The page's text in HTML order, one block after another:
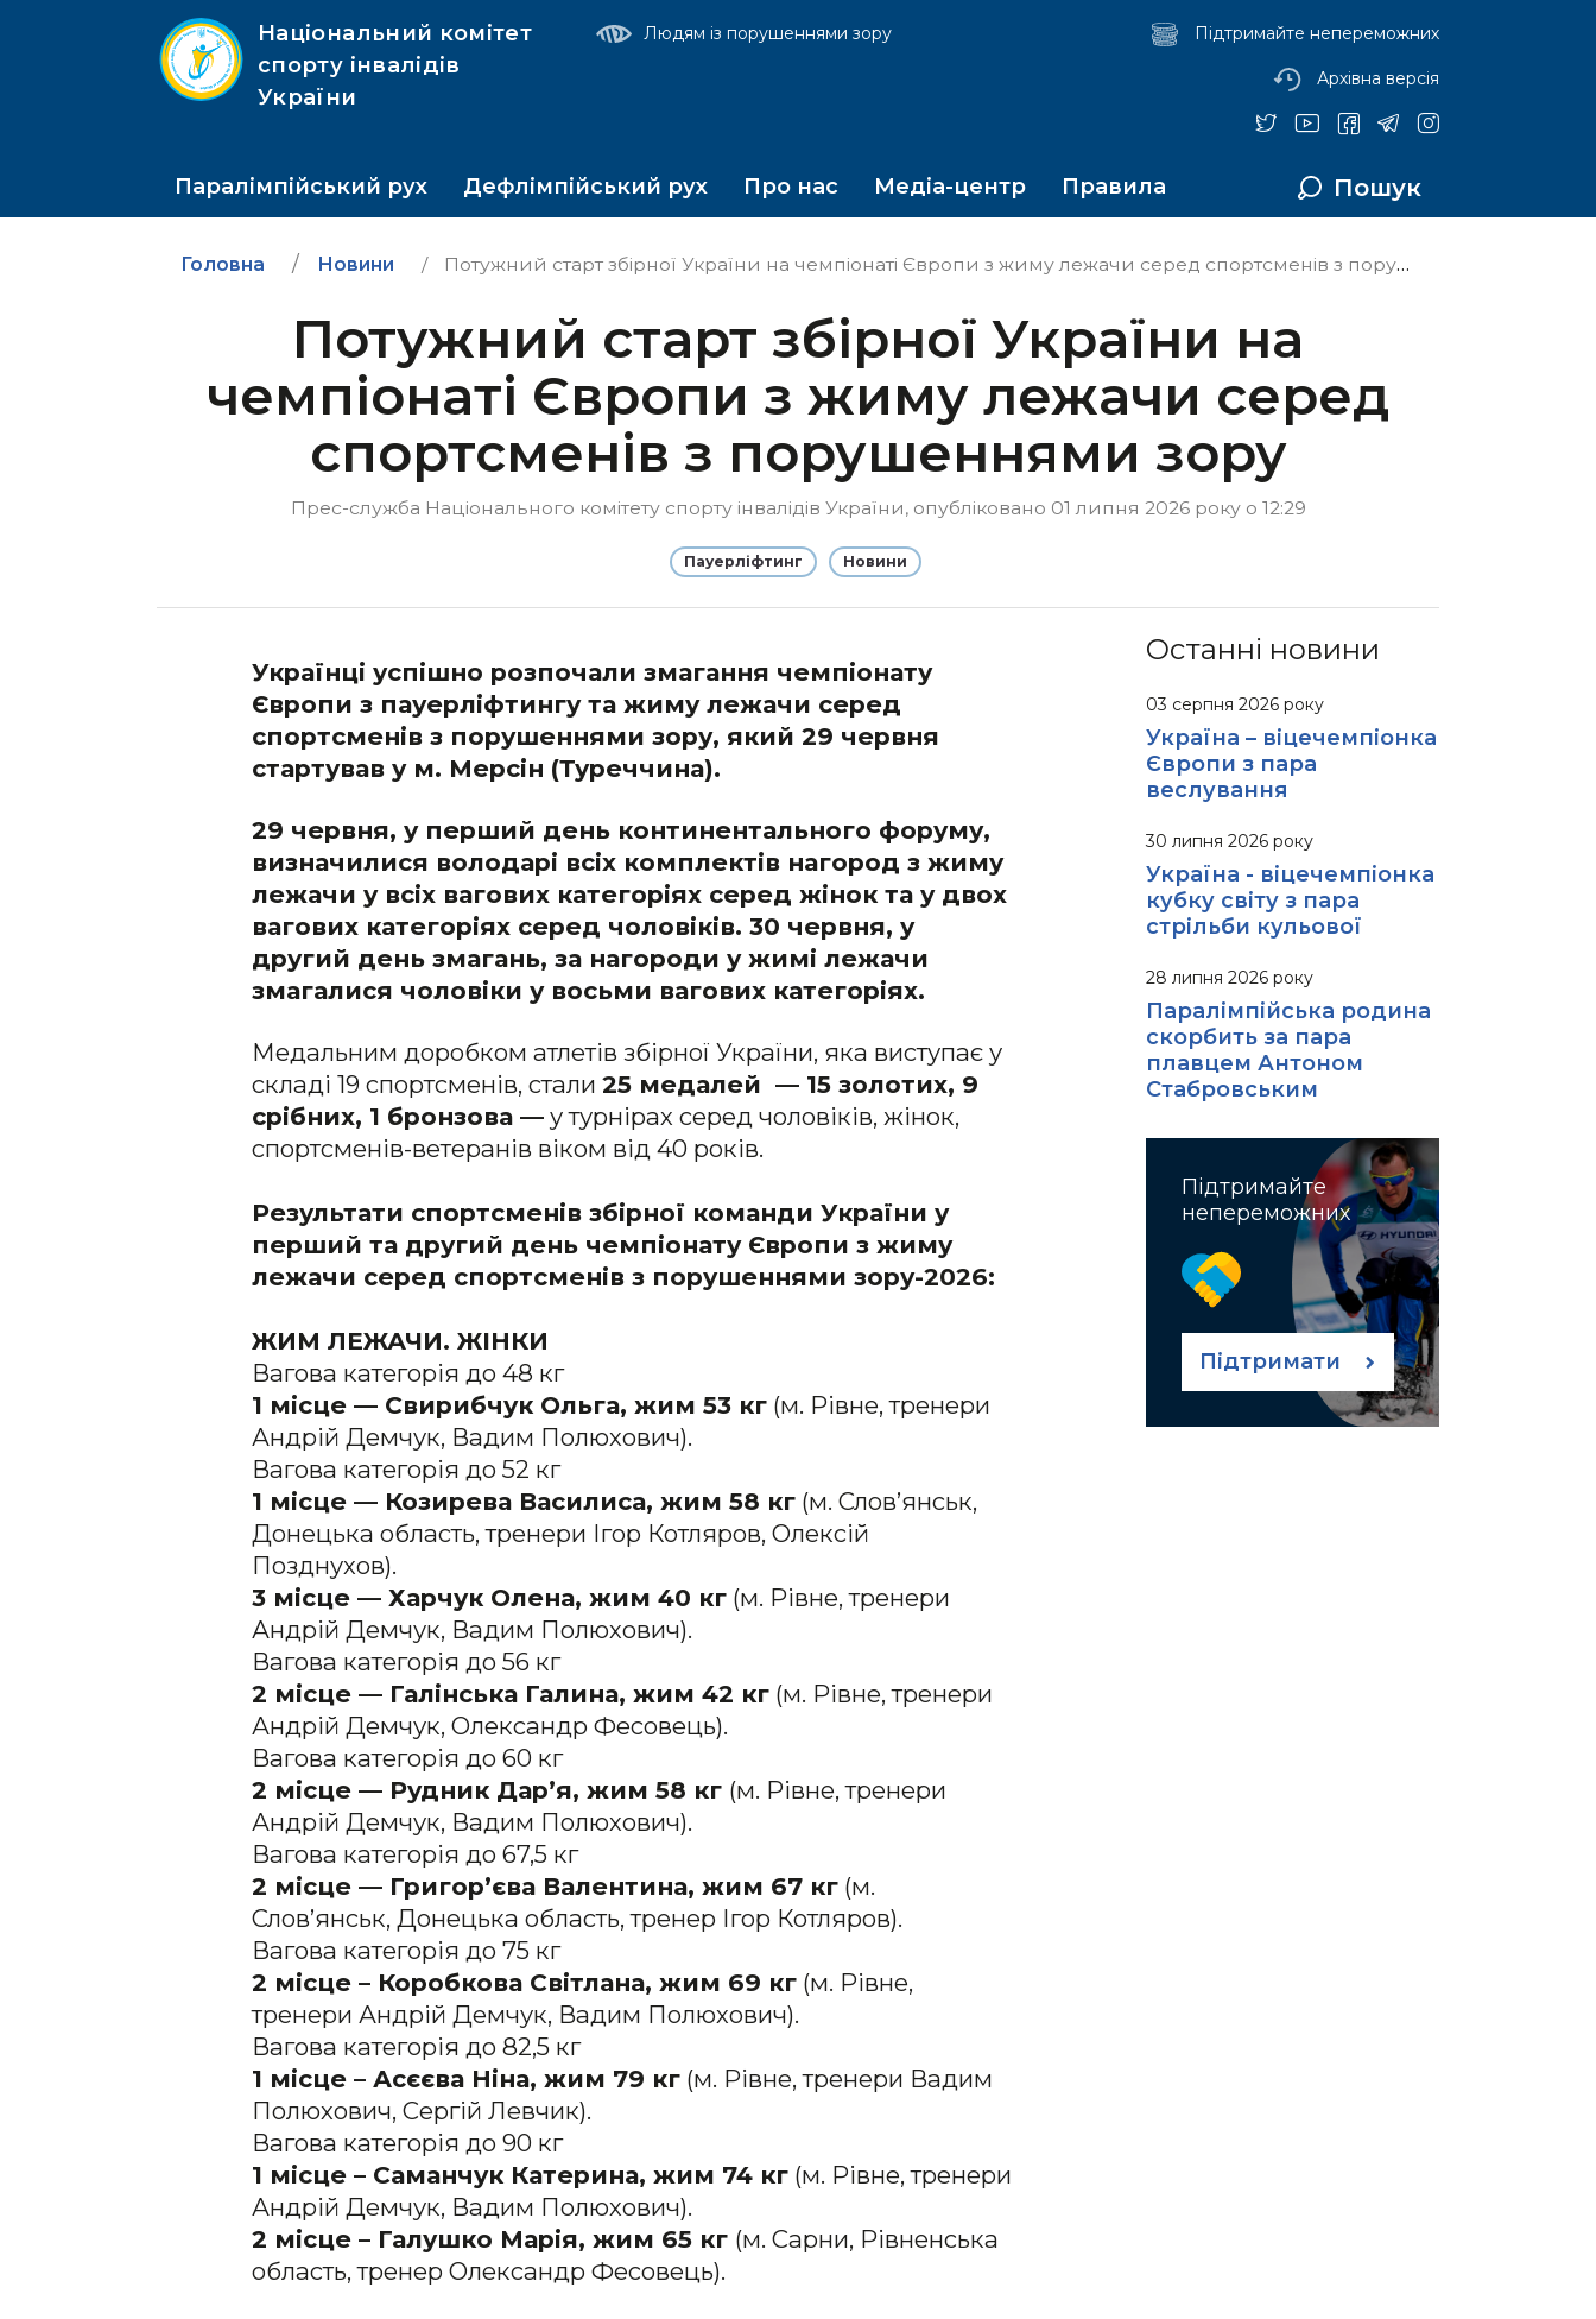
Національний комітет
спорту інвалідів
України
Людям із порушеннями зору Підтримайте непереможних
Архівна версія
Паралімпійський рух Дефлімпійський рух Про нас Медіа-центр Правила Пошук
Головна Новини Потужний старт збірної України на чемпіонаті Європи з жиму лежачи серед спортсменів з порушеннями зору
Потужний старт збірної України на
чемпіонаті Європи з жиму лежачи серед
спортсменів з порушеннями зору
Прес-служба Національного комітету спорту інвалідів України, опубліковано 01 липня 2026 року о 12:29
Пауерліфтинг Новини
Українці успішно розпочали змагання чемпіонату
Європи з пауерліфтингу та жиму лежачи серед
спортсменів з порушеннями зору, який 29 червня
стартував у м. Мерсін (Туреччина).
29 червня, у перший день континентального форуму,
визначилися володарі всіх комплектів нагород з жиму
лежачи у всіх вагових категоріях серед жінок та у двох
вагових категоріях серед чоловіків. 30 червня, у
другий день змагань, за нагороди у жимі лежачи
змагалися чоловіки у восьми вагових категоріях.
Медальним доробком атлетів збірної України, яка виступає у
складі 19 спортсменів, стали 25 медалей — 15 золотих, 9
срібних, 1 бронзова — у турнірах серед чоловіків, жінок,
спортсменів-ветеранів віком від 40 років.
Результати спортсменів збірної команди України у
перший та другий день чемпіонату Європи з жиму
лежачи серед спортсменів з порушеннями зору-2026:
ЖИМ ЛЕЖАЧИ. ЖІНКИ
Вагова категорія до 48 кг
1 місце — Свирибчук Ольга, жим 53 кг (м. Рівне, тренери
Андрій Демчук, Вадим Полюхович).
Вагова категорія до 52 кг
1 місце — Козирева Василиса, жим 58 кг (м. Слов’янськ,
Донецька область, тренери Ігор Котляров, Олексій
Позднухов).
3 місце — Харчук Олена, жим 40 кг (м. Рівне, тренери
Андрій Демчук, Вадим Полюхович).
Вагова категорія до 56 кг
2 місце — Галінська Галина, жим 42 кг (м. Рівне, тренери
Андрій Демчук, Олександр Фесовець).
Вагова категорія до 60 кг
2 місце — Рудник Дар’я, жим 58 кг (м. Рівне, тренери
Андрій Демчук, Вадим Полюхович).
Вагова категорія до 67,5 кг
2 місце — Григор’єва Валентина, жим 67 кг (м.
Слов’янськ, Донецька область, тренер Ігор Котляров).
Вагова категорія до 75 кг
2 місце – Коробкова Світлана, жим 69 кг (м. Рівне,
тренери Андрій Демчук, Вадим Полюхович).
Вагова категорія до 82,5 кг
1 місце – Асєєва Ніна, жим 79 кг (м. Рівне, тренери Вадим
Полюхович, Сергій Левчик).
Вагова категорія до 90 кг
1 місце – Саманчук Катерина, жим 74 кг (м. Рівне, тренери
Андрій Демчук, Вадим Полюхович).
2 місце – Галушко Марія, жим 65 кг (м. Сарни, Рівненська
область, тренер Олександр Фесовець).
Останні новини
03 серпня 2026 року
Україна – віцечемпіонка
Європи з пара
веслування
30 липня 2026 року
Україна - віцечемпіонка
кубку світу з пара
стрільби кульової
28 липня 2026 року
Паралімпійська родина
скорбить за пара
плавцем Антоном
Стабровським
Підтримайте
непереможних
Підтримати